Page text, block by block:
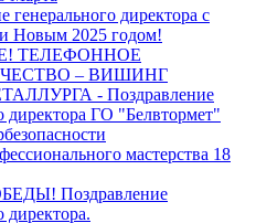
генерального директора с
Новым 2025 годом!
ТЕЛЕФОННОЕ
– ВИШИНГ
- Поздравление
директора ГО "Белвтормет"
мастерства 18
Поздравление
директора.